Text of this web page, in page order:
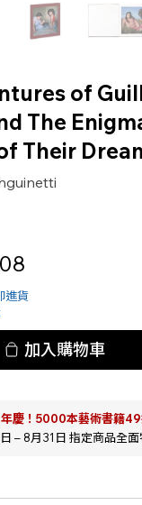
of
The
Their
進貨
加入購物車
慶！5000本藝術書籍
– 8月31日 指定商品全面